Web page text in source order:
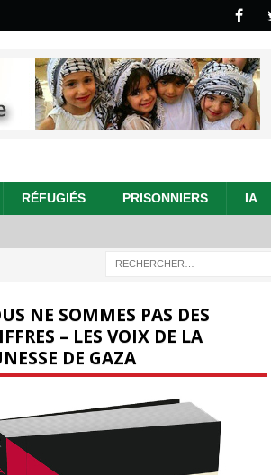
RÉFUGIÉS PRISONNIERS IA
NE SOMMES PAS DES
– LES VOIX DE LA
DE GAZA